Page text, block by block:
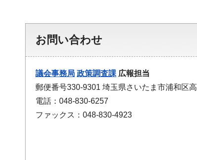
お問い合わせ
議会事務局 政策調査課 広報担当
郵便番号330-9301 埼玉県さいたま市浦和区
電話：048-830-6257
ファックス：048-830-4923